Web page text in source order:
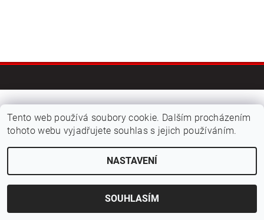
2026 © Kvalitní suroviny na sushi - sushiraj.cz, všechna práva vyhrazena
Vytvořil Shoptet
Tento web používá soubory cookie. Dalším procházením
tohoto webu vyjadřujete souhlas s jejich používáním.
NASTAVENÍ
SOUHLASÍM